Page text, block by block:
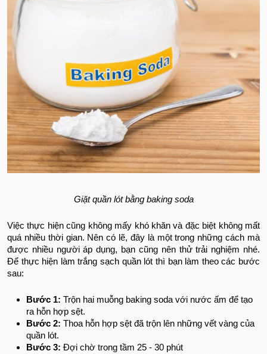
Giặt quần lót bằng baking soda
Việc thực hiện cũng không mấy khó khăn và đặc biệt không mất
quá nhiều thời gian. Nên có lẽ, đây là một trong những cách mà
được nhiều người áp dụng, bạn cũng nên thử trải nghiệm nhé.
Để thực hiện làm trắng sạch quần lót thì bạn làm theo các bước
sau:
Bước 1: Trộn hai muỗng baking soda với nước ấm để tạo
ra hỗn hợp sệt.
Bước 2: Thoa hỗn hợp sệt đã trộn lên những vết vàng của
quần lót.
Bước 3: Đợi chờ trong tầm 25 - 30 phút